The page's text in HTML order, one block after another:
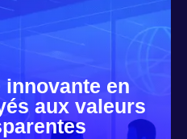
en
aux valeurs